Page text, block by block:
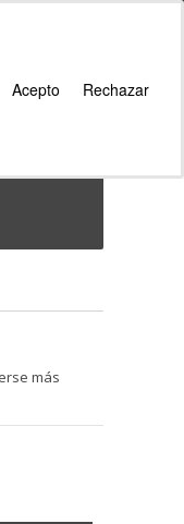
iud dalet
más
Acepto Rechazar